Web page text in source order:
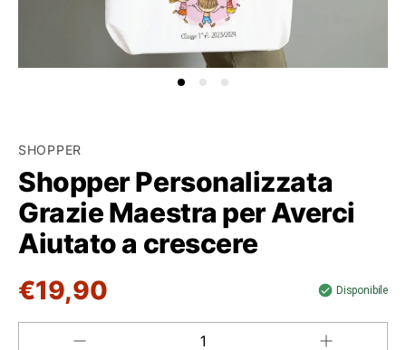
SHOPPER
Shopper Personalizzata
Grazie Maestra per Averci
Aiutato a crescere
€19,90 Disponibile
Diminuisci
Aumenta